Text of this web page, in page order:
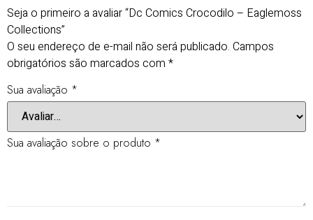
Seja o primeiro a avaliar “Dc Comics Crocodilo – Eaglemoss
Collections”
O seu endereço de e-mail não será publicado. Campos
obrigatórios são marcados com *
Sua avaliação *
Sua avaliação sobre o produto *